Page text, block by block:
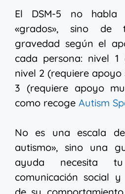
El DSM-5 no habla
«grados», sino de
gravedad según el
cada persona: nivel 1
nivel 2 (requiere
3 (requiere apoyo
como recoge Autism
No es una escala
autismo», sino una
ayuda
comunicación social